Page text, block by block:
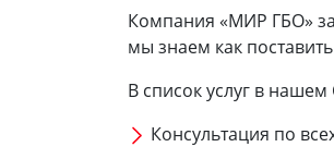
Компания «МИР ГБО»
мы знаем как
В список услуг в нашем
Консультация по